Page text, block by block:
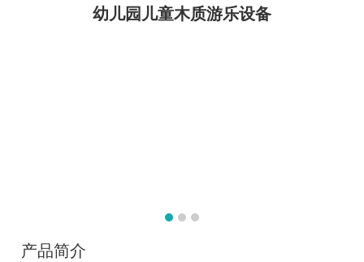
幼儿园儿童木质游乐设备
产品简介